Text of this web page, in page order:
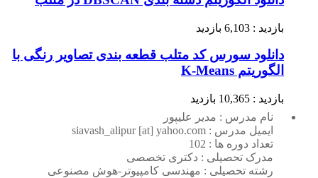
بازدید : 6,103 بازدید
دانلود سورس کد متلب قطعه بندی تصاویر رنگی با
الگوریتم K-Means
بازدید : 10,365 بازدید
نام مدرس : مدیر علیپور
ایمیل مدرس : siavash_alipur [at] yahoo.com
تعداد دوره ها : 102
مدرک تحصیلی : دکتری تخصصی
رشته تحصیلی : مهندسی کامپیوتر-هوش مصنوعی